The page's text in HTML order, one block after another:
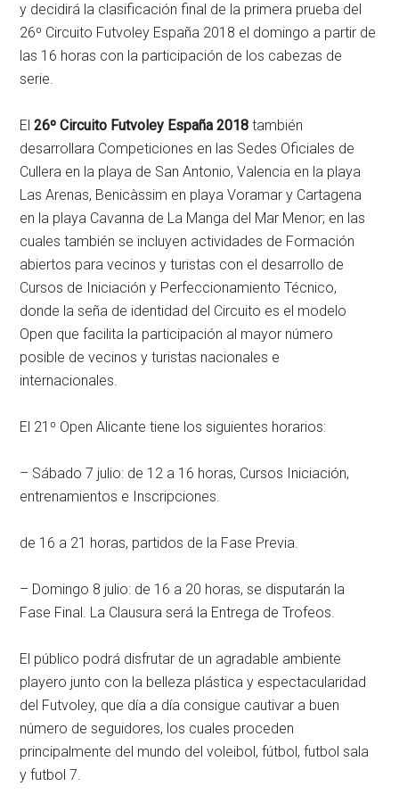
y decidirá la clasificación final de la primera prueba del
26º Circuito Futvoley España 2018 el domingo a partir de
las 16 horas con la participación de los cabezas de
serie.
El26º Circuito Futvoley España 2018 también
desarrollara Competiciones en las Sedes Oficiales de
Cullera en la playa de San Antonio, Valencia en la playa
Las Arenas, Benicàssim en playa Voramar y Cartagena
en la playa Cavanna de La Manga del Mar Menor; en las
cuales también se incluyen actividades de Formación
abiertos para vecinos y turistas con el desarrollo de
Cursos de Iniciación y Perfeccionamiento Técnico,
donde la seña de identidad del Circuito es el modelo
Open que facilita la participación al mayor número
posible de vecinos y turistas nacionales e
internacionales.
El 21º Open Alicante tiene los siguientes horarios:
– Sábado 7 julio: de 12 a 16 horas, Cursos Iniciación,
entrenamientos e Inscripciones.
de 16 a 21 horas, partidos de la Fase Previa.
– Domingo 8 julio: de 16 a 20 horas, se disputarán la
Fase Final. La Clausura será la Entrega de Trofeos.
El público podrá disfrutar de un agradable ambiente
playero junto con la belleza plástica y espectacularidad
del Futvoley, que día a día consigue cautivar a buen
número de seguidores, los cuales proceden
principalmente del mundo del voleibol, fútbol, futbol sala
y futbol 7.